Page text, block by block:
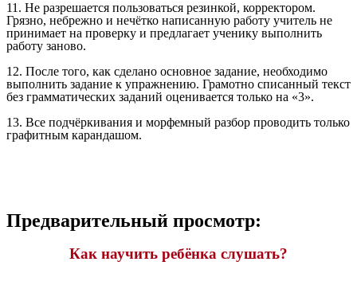
11. Не разрешается пользоваться резинкой, корректором.
Грязно, небрежно и нечётко написанную работу учитель не
принимает на проверку и предлагает ученику выполнить
работу заново.
12. После того, как сделано основное задание, необходимо
выполнить задание к упражнению. Грамотно списанный текст
без грамматических заданий оценивается только на «3».
13. Все подчёркивания и морфемный разбор проводить только
графитным карандашом.
Предварительный просмотр:
Как научить ребёнка слушать?